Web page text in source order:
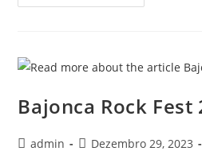
Bajonca Rock Fest
admin Dezembro 29, 2023